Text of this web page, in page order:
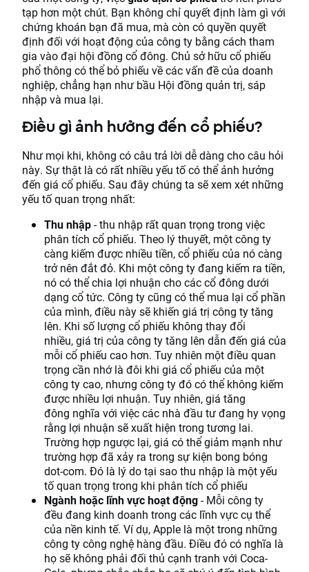
tạp hơn một chút. Bạn không chỉ quyết định làm gì với
chứng khoán bạn đã mua, mà còn có quyền quyết
định đối với hoạt động của công ty bằng cách tham
gia vào đại hội đồng cổ đông. Chủ sở hữu cổ phiếu
phổ thông có thể bỏ phiếu về các vấn đề của doanh
nghiệp, chẳng hạn như bầu Hội đồng quản trị, sáp
nhập và mua lại.
Điều gì ảnh hưởng đến cổ phiếu?
Như mọi khi, không có câu trả lời dễ dàng cho câu hỏi
này. Sự thật là có rất nhiều yếu tố có thể ảnh hưởng
đến giá cổ phiếu. Sau đây chúng ta sẽ xem xét những
yếu tố quan trọng nhất:
Thu nhập- thu nhập rất quan trọng trong việc
phân tích cổ phiếu. Theo lý thuyết, một công ty
càng kiếm được nhiều tiền, cổ phiếu của nó càng
trở nên đắt đỏ. Khi một công ty đang kiếm ra tiền,
nó có thể chia lợi nhuận cho các cổ đông dưới
dạng cổ tức. Công ty cũng có thể mua lại cổ phần
của mình, điều này sẽ khiến giá trị công ty tăng
lên. Khi số lượng cổ phiếu không thay đổi
nhiều, giá trị của công ty tăng lên dẫn đến giá của
mỗi cổ phiếu cao hơn. Tuy nhiên một điều quan
trọng cần nhớ là đôi khi giá cổ phiếu của một
công ty cao, nhưng công ty đó có thể không kiếm
được nhiều lợi nhuận. Tuy nhiên, giá tăng
đông nghĩa với việc các nhà đầu tư đang hy vọng
rằng lợi nhuận sẽ xuất hiện trong tương lai.
Trường hợp ngược lại, giá có thể giảm mạnh như
trường hợp đã xảy ra trong sự kiện bong bóng
dot-com. Đó là lý do tại sao thu nhập là một yếu
tố quan trọng trong khi phân tích cổ phiếu
Ngành hoặc lĩnh vực hoạt động- Mỗi công ty
đều đang kinh doanh trong các lĩnh vực cụ thể
của nền kinh tế. Ví dụ, Apple là một trong những
công ty công nghệ hàng đầu. Điều đó có nghĩa là
họ sẽ không phải đối thủ cạnh tranh với Coca-